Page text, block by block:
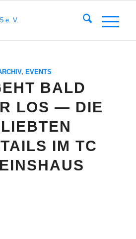
, EVENTS
BALD
LOS — DIE
IM TC